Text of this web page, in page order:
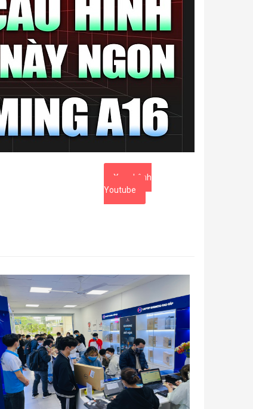
Xem kênh
Youtube